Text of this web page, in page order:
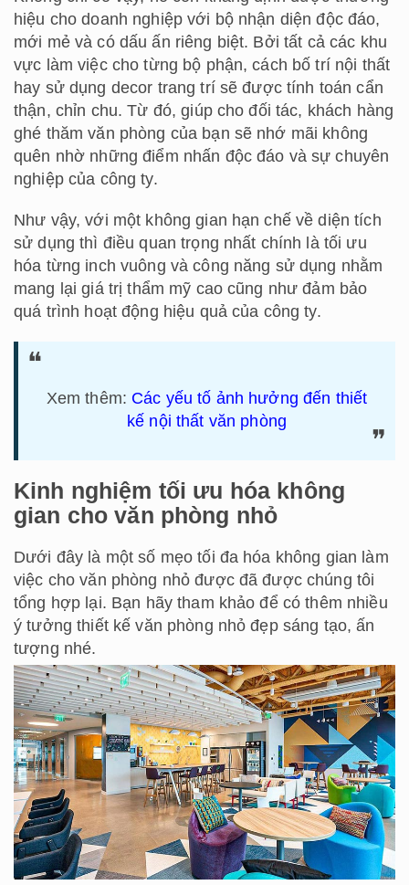
hiệu cho doanh nghiệp với bộ nhận diện độc đáo,
mới mẻ và có dấu ấn riêng biệt. Bởi tất cả các khu
vực làm việc cho từng bộ phận, cách bố trí nội thất
hay sử dụng decor trang trí sẽ được tính toán cẩn
thận, chỉn chu. Từ đó, giúp cho đối tác, khách hàng
ghé thăm văn phòng của bạn sẽ nhớ mãi không
quên nhờ những điểm nhấn độc đáo và sự chuyên
nghiệp của công ty.
Như vậy, với một không gian hạn chế về diện tích
sử dụng thì điều quan trọng nhất chính là tối ưu
hóa từng inch vuông và công năng sử dụng nhằm
mang lại giá trị thẩm mỹ cao cũng như đảm bảo
quá trình hoạt động hiệu quả của công ty.
Xem thêm: Các yếu tố ảnh hưởng đến thiết
kế nội thất văn phòng
Kinh nghiệm tối ưu hóa không
gian cho văn phòng nhỏ
Dưới đây là một số mẹo tối đa hóa không gian làm
việc cho văn phòng nhỏ được đã được chúng tôi
tổng hợp lại. Bạn hãy tham khảo để có thêm nhiều
ý tưởng thiết kế văn phòng nhỏ đẹp sáng tạo, ấn
tượng nhé.